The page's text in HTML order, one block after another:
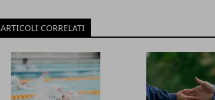
ARTICOLI CORRELATI